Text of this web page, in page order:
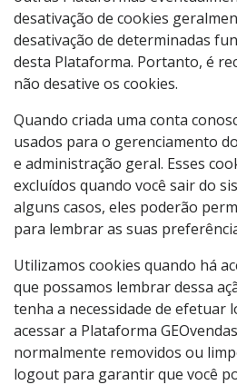
desativação de cookies
desativação de determinadas
desta Plataforma. Portanto, é
não desative os cookies.
Quando criada uma conta
usados para o gerenciamento
e administração geral. Esses
excluídos quando você sair do
alguns casos, eles poderão
para lembrar as suas
Utilizamos cookies quando há
que possamos lembrar dessa
tenha a necessidade de efetuar
acessar a Plataforma
normalmente removidos ou
logout para garantir que você